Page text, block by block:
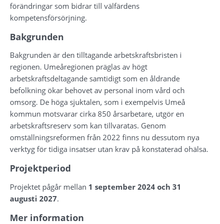
förändringar som bidrar till välfärdens
kompetensförsörjning.
Bakgrunden
Bakgrunden är den tilltagande arbetskraftsbristen i
regionen. Umeåregionen präglas av högt
arbetskraftsdeltagande samtidigt som en åldrande
befolkning ökar behovet av personal inom vård och
omsorg. De höga sjuktalen, som i exempelvis Umeå
kommun motsvarar cirka 850 årsarbetare, utgör en
arbetskraftsreserv som kan tillvaratas. Genom
omställningsreformen från 2022 finns nu dessutom nya
verktyg för tidiga insatser utan krav på konstaterad ohälsa.
Projektperiod
Projektet pågår mellan 1 september 2024 och 31
augusti 2027.
Mer information